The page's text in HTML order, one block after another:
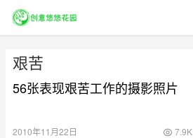
艰苦
56张表现艰苦工作的摄影照片
2010年11月22日 7.9K